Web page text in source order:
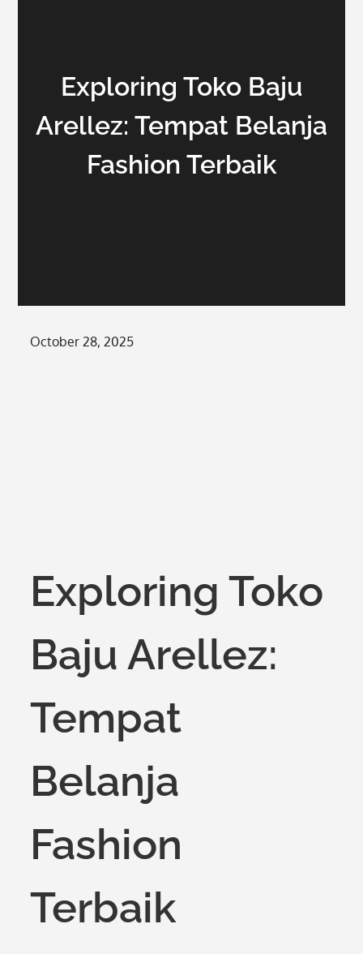
Exploring Toko Baju
Arellez: Tempat Belanja
Fashion Terbaik
Posted
October 28, 2025
Exploring Toko
Baju Arellez:
Tempat
Belanja
Fashion
Terbaik